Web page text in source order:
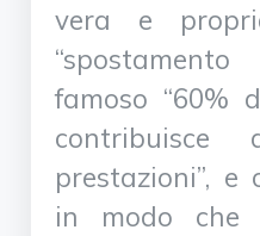
vera e
famoso “60%
prestazioni”, e
in modo che